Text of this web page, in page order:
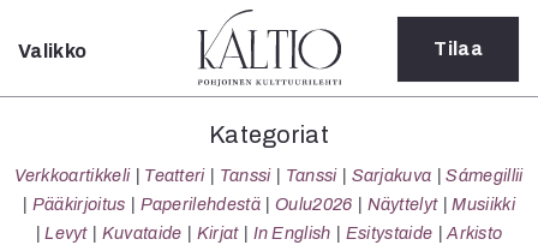
Sulje
Kategoriat
Verkkoartikkeli
Teatteri
Tanssi
Valikko Tilaa
Kategoriat
Verkkoartikkeli Teatteri Tanssi Tanssi Sarjakuva
Sámegillii
Pääkirjoitus
Paperilehdestä Oulu2026 Näyttelyt
Musiikki
Levyt
Kuvataide Kirjat In English Esitystaide Arkisto